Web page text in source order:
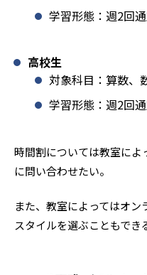
学習形態：週2回
高校生
対象科目：算数、
学習形態：週2回
時間割については教室によ
に問い合わせたい。
また、教室によってはオ
スタイルを選ぶこともでき